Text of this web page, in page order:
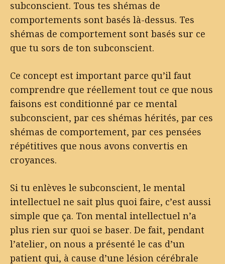
subconscient. Tous tes shémas de
comportements sont basés là-dessus. Tes
shémas de comportement sont basés sur ce
que tu sors de ton subconscient.
Ce concept est important parce qu’il faut
comprendre que réellement tout ce que nous
faisons est conditionné par ce mental
subconscient, par ces shémas hérités, par ces
shémas de comportement, par ces pensées
répétitives que nous avons convertis en
croyances.
Si tu enlèves le subconscient, le mental
intellectuel ne sait plus quoi faire, c’est aussi
simple que ça. Ton mental intellectuel n’a
plus rien sur quoi se baser. De fait, pendant
l’atelier, on nous a présenté le cas d’un
patient qui, à cause d’une lésion cérébrale